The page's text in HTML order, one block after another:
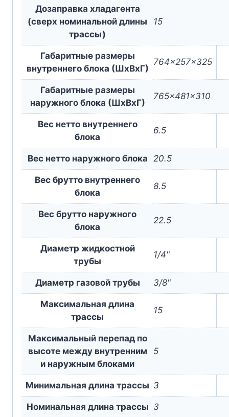
Дозаправка хладагента
(сверх номинальной длины
трассы)
15
Габаритные размеры
внутреннего блока (ШxВxГ)
764x257x325
Габаритные размеры
наружного блока (ШxВxГ)
765x481x310
Вес нетто внутреннего
блока
6.5
Вес нетто наружного блока 20.5
Вес брутто внутреннего
блока
8.5
Вес брутто наружного
блока
22.5
Диаметр жидкостной
трубы
1/4"
Диаметр газовой трубы 3/8"
Максимальная длина
трассы
15
Максимальный перепад по
высоте между внутренним
и наружным блоками
5
Минимальная длина трассы 3
Номинальная длина трассы 3